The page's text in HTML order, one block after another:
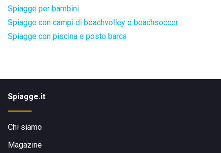
Spiagge per bambini
Spiagge con campi di beachvolley e beachsoccer
Spiagge con piscina e posto barca
Spiagge.it
Chi siamo
Magazine